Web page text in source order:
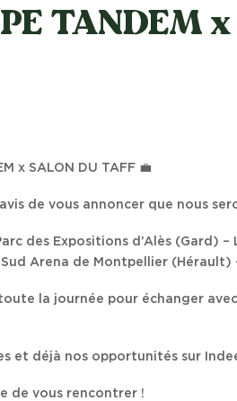
TANDEM
x SALON DU TAFF 💼
de vous annoncer que nous
des Expositions d’Alès (Gard) –
Sud Arena de Montpellier (Hérault)
la journée pour échanger
et déjà nos opportunités sur
de vous rencontrer !